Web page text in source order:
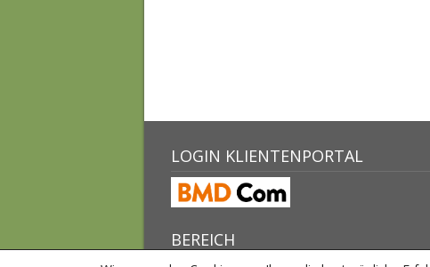
LOGIN KLIENTENPORTAL
BEREICH